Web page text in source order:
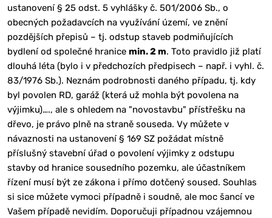
ustanovení § 25 odst. 5 vyhlášky č. 501/2006 Sb., o
obecných požadavcích na využívání území, ve znění
pozdějších přepisů – tj. odstup staveb podmiňujících
bydlení od společné hranice min. 2 m. Toto pravidlo již platí
dlouhá léta (bylo i v předchozích předpisech – např. i vyhl. č.
83/1976 Sb.). Neznám podrobnosti daného případu, tj. kdy
byl povolen RD, garáž (která už mohla být povolena na
výjimku)…., ale s ohledem na "novostavbu" přístřešku na
dřevo, je právo plně na straně souseda. Vy můžete v
návaznosti na ustanovení § 169 SZ požádat místně
příslušný stavební úřad o povolení výjimky z odstupu
stavby od hranice sousedního pozemku, ale účastníkem
řízení musí být ze zákona i přímo dotčený soused. Souhlas
si sice můžete vymoci případně i soudně, ale moc šancí ve
Vašem případě nevidím. Doporučuji případnou vzájemnou